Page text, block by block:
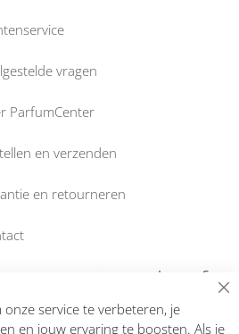
vragen
ParfumCenter
en verzenden
en retourneren
onze nieuwsbrief
Inschrijven
service te verbeteren, je
en jouw ervaring te boosten. Als je